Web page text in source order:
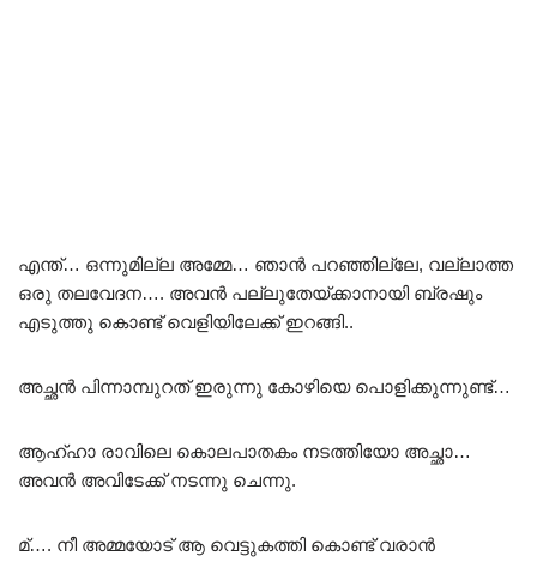
എന്ത്… ഒന്നുമില്ല അമ്മേ… ഞാൻ പറഞ്ഞില്ലേ, വല്ലാത്ത
ഒരു തലവേദന…. അവൻ പല്ലുതേയ്ക്കാനായി ബ്രഷും
എടുത്തു കൊണ്ട് വെളിയിലേക്ക് ഇറങ്ങി..
അച്ഛൻ പിന്നാമ്പുറത് ഇരുന്നു കോഴിയെ പൊളിക്കുന്നുണ്ട്…
ആഹ്ഹാ രാവിലെ കൊലപാതകം നടത്തിയോ അച്ഛാ…
അവൻ അവിടേക്ക് നടന്നു ചെന്നു.
മ്…. നീ അമ്മയോട് ആ വെട്ടുകത്തി കൊണ്ട് വരാൻ